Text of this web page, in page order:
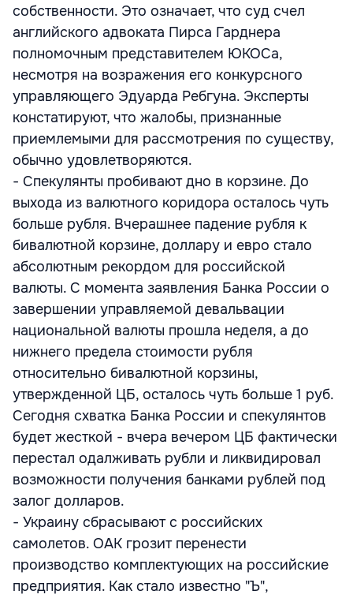
собственности. Это означает, что суд счел
английского адвоката Пирса Гарднера
полномочным представителем ЮКОСа,
несмотря на возражения его конкурсного
управляющего Эдуарда Ребгуна. Эксперты
констатируют, что жалобы, признанные
приемлемыми для рассмотрения по существу,
обычно удовлетворяются.
- Спекулянты пробивают дно в корзине. До
выхода из валютного коридора осталось чуть
больше рубля. Вчерашнее падение рубля к
бивалютной корзине, доллару и евро стало
абсолютным рекордом для российской
валюты. С момента заявления Банка России о
завершении управляемой девальвации
национальной валюты прошла неделя, а до
нижнего предела стоимости рубля
относительно бивалютной корзины,
утвержденной ЦБ, осталось чуть больше 1 руб.
Сегодня схватка Банка России и спекулянтов
будет жесткой - вчера вечером ЦБ фактически
перестал одалживать рубли и ликвидировал
возможности получения банками рублей под
залог долларов.
- Украину сбрасывают с российских
самолетов. ОАК грозит перенести
производство комплектующих на российские
предприятия. Как стало известно "Ъ",